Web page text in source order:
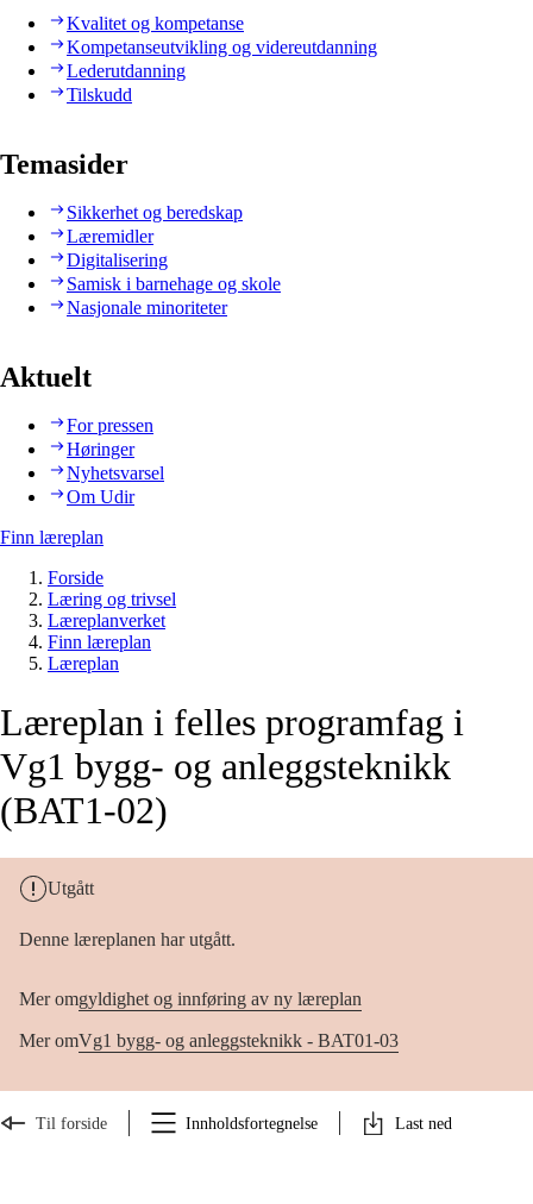
Kvalitet og kompetanse
Kompetanseutvikling og videreutdanning
Lederutdanning
Tilskudd
Temasider
Sikkerhet og beredskap
Læremidler
Digitalisering
Samisk i barnehage og skole
Nasjonale minoriteter
Aktuelt
For pressen
Høringer
Nyhetsvarsel
Om Udir
Finn læreplan
Forside
Læring og trivsel
Læreplanverket
Finn læreplan
Læreplan
Læreplan i felles programfag i
Vg1 bygg- og anleggsteknikk
(BAT1-02)
Utgått
Denne læreplanen har utgått.
Mer omgyldighet og innføring av ny læreplan
Mer omVg1 bygg- og anleggsteknikk - BAT01-03
Til forside Innholdsfortegnelse Last ned